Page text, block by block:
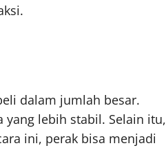
dalam jumlah besar.
lebih stabil. Selain itu,
ini, perak bisa menjadi